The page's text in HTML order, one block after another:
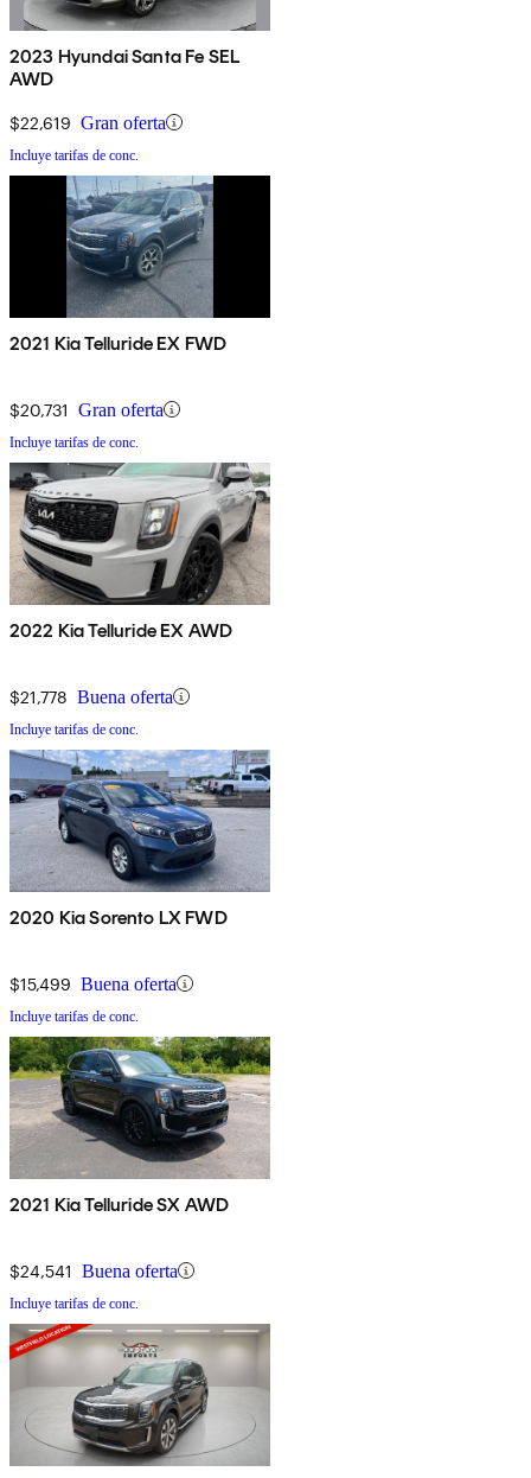
2023 Hyundai Santa Fe SEL
AWD
$22,619 Gran oferta
Incluye tarifas de conc.
2021 Kia Telluride EX FWD
$20,731 Gran oferta
Incluye tarifas de conc.
2022 Kia Telluride EX AWD
$21,778 Buena oferta
Incluye tarifas de conc.
2020 Kia Sorento LX FWD
$15,499 Buena oferta
Incluye tarifas de conc.
2021 Kia Telluride SX AWD
$24,541 Buena oferta
Incluye tarifas de conc.